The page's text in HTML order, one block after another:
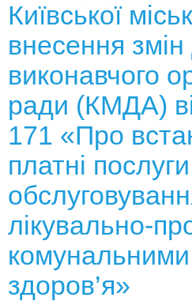
Київської
внесення
виконавчого
ради (КМДА)
171 «Про
платні
лікувально-
здоров’я»